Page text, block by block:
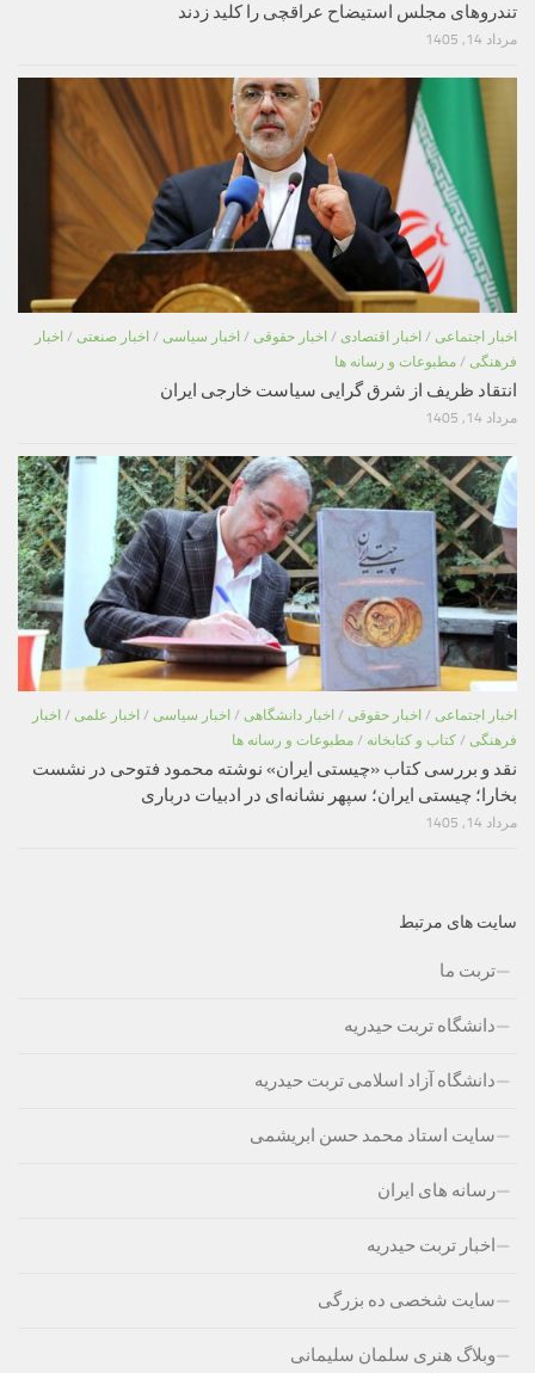
تندروهای مجلس استیضاح عراقچی را کلید زدند
مرداد 14, 1405
اخبار اجتماعی / اخبار اقتصادی / اخبار حقوقی / اخبار سیاسی / اخبار صنعتی / اخبار
فرهنگی / مطبوعات و رسانه ها
انتقاد ظریف از شرق گرایی سیاست خارجی ایران
مرداد 14, 1405
اخبار اجتماعی / اخبار حقوقی / اخبار دانشگاهی / اخبار سیاسی / اخبار علمی / اخبار
فرهنگی / کتاب و کتابخانه / مطبوعات و رسانه ها
نقد و بررسی کتاب «چیستی ایران» نوشته محمود فتوحی در نشست
بخارا؛ چیستی ایران؛ سپهر نشانه‌ای در ادبیات درباری
مرداد 14, 1405
سایت های مرتبط
تربت ما
دانشگاه تربت حیدریه
دانشگاه آزاد اسلامی تربت حیدریه
سایت استاد محمد حسن ابریشمی
رسانه های ایران
اخبار تربت حیدریه
سایت شخصی ده بزرگی
وبلاگ هنری سلمان سلیمانی